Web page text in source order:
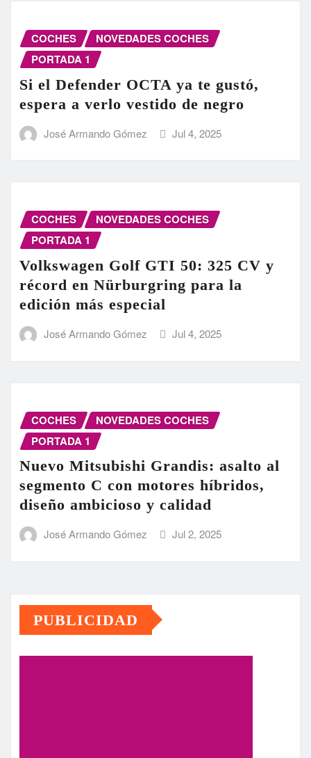
COCHES
NOVEDADES COCHES
PORTADA 1
Si el Defender OCTA ya te gustó,
espera a verlo vestido de negro
José Armando Gómez Jul 4, 2025
COCHES
NOVEDADES COCHES
PORTADA 1
Volkswagen Golf GTI 50: 325 CV y
récord en Nürburgring para la
edición más especial
José Armando Gómez Jul 4, 2025
COCHES
NOVEDADES COCHES
PORTADA 1
Nuevo Mitsubishi Grandis: asalto al
segmento C con motores híbridos,
diseño ambicioso y calidad
José Armando Gómez Jul 2, 2025
PUBLICIDAD